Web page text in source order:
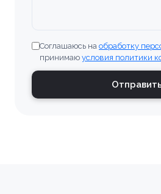
Соглашаюсь на обработку
принимаю условия политики